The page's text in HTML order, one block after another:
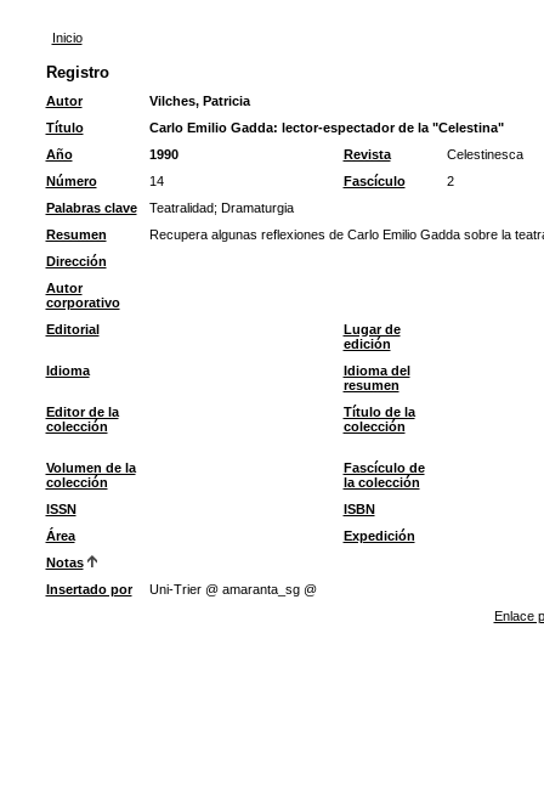
Inicio
Registro
Autor
Vilches, Patricia
Título
Carlo Emilio Gadda: lector-espectador de la "Celestina"
Año
1990 Revista
Celestinesca
Número
14 Fascículo
2
Palabras clave
Teatralidad; Dramaturgia
Resumen
Recupera algunas reflexiones de Carlo Emilio Gadda sobre la
Dirección
Autor
corporativo
Editorial
Lugar de
edición
Idioma
Idioma del
resumen
Editor de la
colección
Título de la
colección
Volumen de la
colección
Fascículo de
la colección
ISSN
ISBN
Área
Expedición
Notas
Insertado por
Uni-Trier @ amaranta_sg @
Enlace